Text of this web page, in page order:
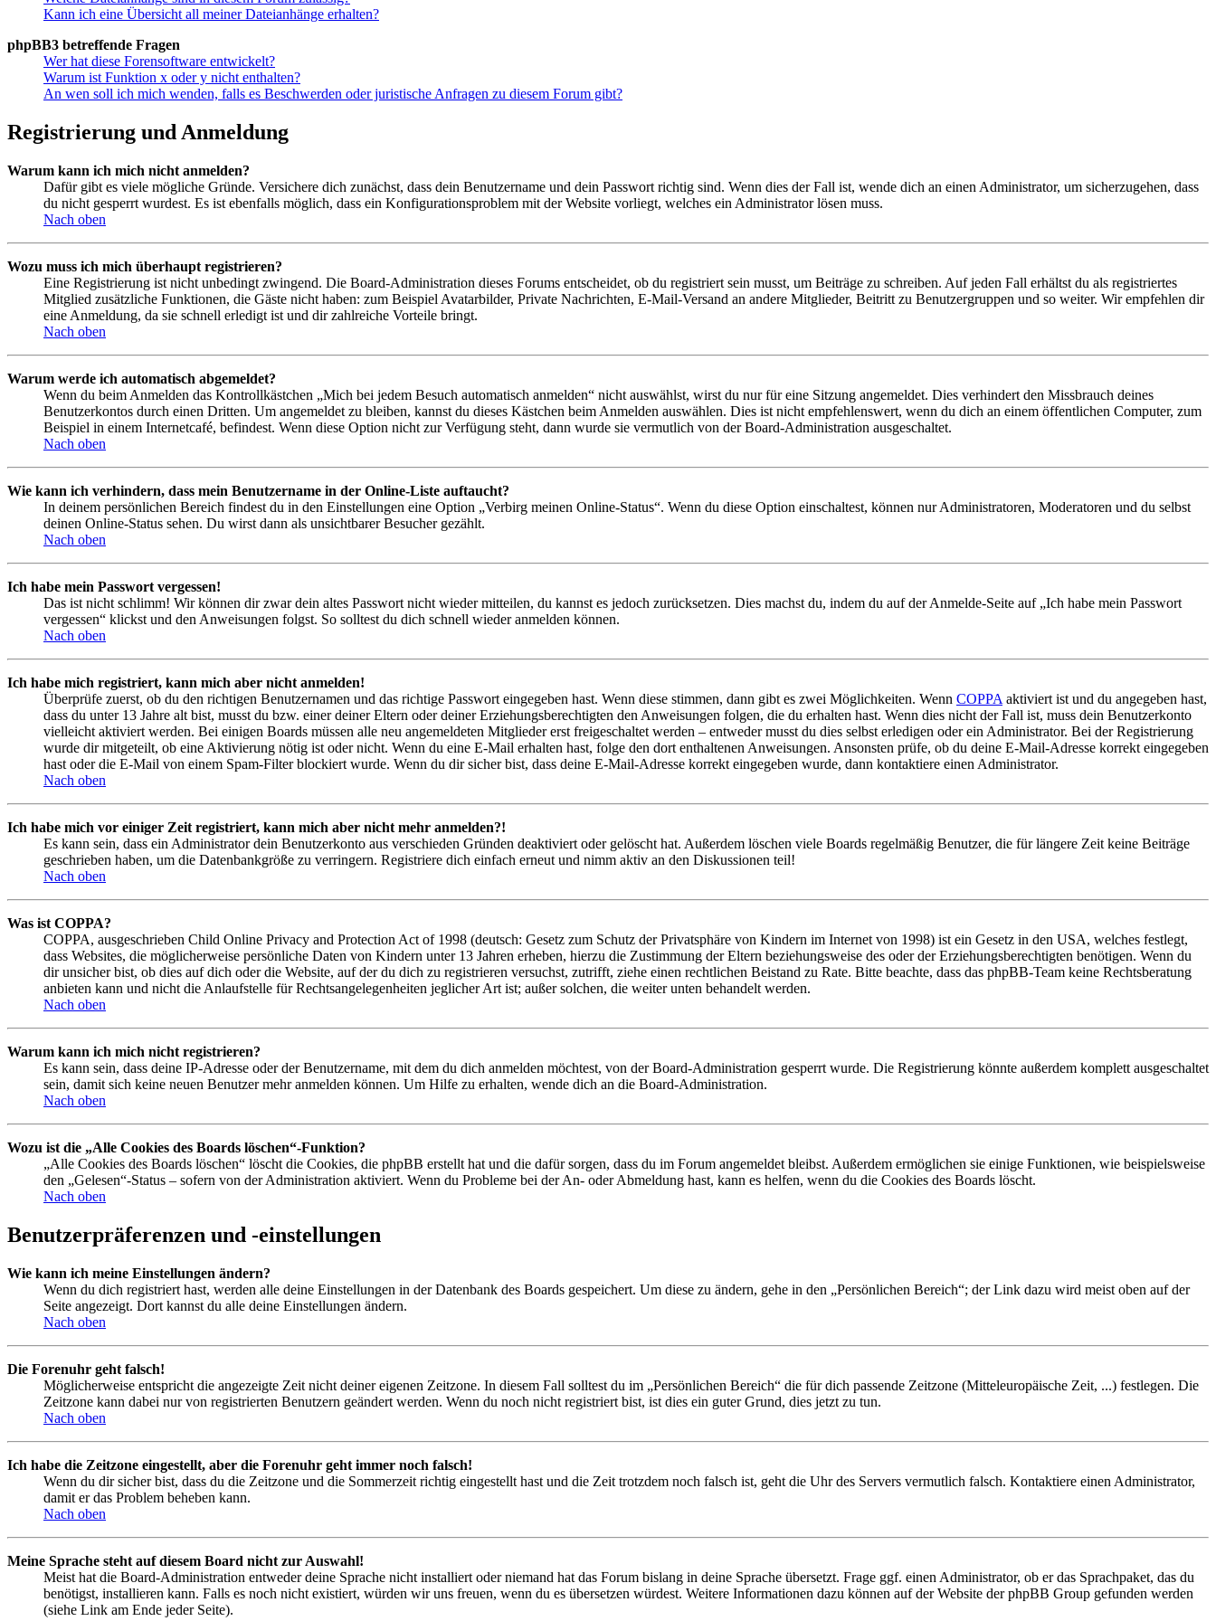
Kann ich eine Übersicht all meiner Dateianhänge erhalten?
phpBB3 betreffende Fragen
Wer hat diese Forensoftware entwickelt?
Warum ist Funktion x oder y nicht enthalten?
An wen soll ich mich wenden, falls es Beschwerden oder juristische Anfragen zu diesem Forum gibt?
Registrierung und Anmeldung
Warum kann ich mich nicht anmelden?
Dafür gibt es viele mögliche Gründe. Versichere dich zunächst, dass dein Benutzername und dein Passwort richtig sind. Wenn dies der Fall ist, wende dich an einen Administrator, um sicherzugehen, dass
du nicht gesperrt wurdest. Es ist ebenfalls möglich, dass ein Konfigurationsproblem mit der Website vorliegt, welches ein Administrator lösen muss.
Nach oben
Wozu muss ich mich überhaupt registrieren?
Eine Registrierung ist nicht unbedingt zwingend. Die Board-Administration dieses Forums entscheidet, ob du registriert sein musst, um Beiträge zu schreiben. Auf jeden Fall erhältst du als registriertes
Mitglied zusätzliche Funktionen, die Gäste nicht haben: zum Beispiel Avatarbilder, Private Nachrichten, E-Mail-Versand an andere Mitglieder, Beitritt zu Benutzergruppen und so weiter. Wir empfehlen dir
eine Anmeldung, da sie schnell erledigt ist und dir zahlreiche Vorteile bringt.
Nach oben
Warum werde ich automatisch abgemeldet?
Wenn du beim Anmelden das Kontrollkästchen „Mich bei jedem Besuch automatisch anmelden“ nicht auswählst, wirst du nur für eine Sitzung angemeldet. Dies verhindert den Missbrauch deines
Benutzerkontos durch einen Dritten. Um angemeldet zu bleiben, kannst du dieses Kästchen beim Anmelden auswählen. Dies ist nicht empfehlenswert, wenn du dich an einem öffentlichen Computer, zum
Beispiel in einem Internetcafé, befindest. Wenn diese Option nicht zur Verfügung steht, dann wurde sie vermutlich von der Board-Administration ausgeschaltet.
Nach oben
Wie kann ich verhindern, dass mein Benutzername in der Online-Liste auftaucht?
In deinem persönlichen Bereich findest du in den Einstellungen eine Option „Verbirg meinen Online-Status“. Wenn du diese Option einschaltest, können nur Administratoren, Moderatoren und du selbst
deinen Online-Status sehen. Du wirst dann als unsichtbarer Besucher gezählt.
Nach oben
Ich habe mein Passwort vergessen!
Das ist nicht schlimm! Wir können dir zwar dein altes Passwort nicht wieder mitteilen, du kannst es jedoch zurücksetzen. Dies machst du, indem du auf der Anmelde-Seite auf „Ich habe mein Passwort
vergessen“ klickst und den Anweisungen folgst. So solltest du dich schnell wieder anmelden können.
Nach oben
Ich habe mich registriert, kann mich aber nicht anmelden!
Überprüfe zuerst, ob du den richtigen Benutzernamen und das richtige Passwort eingegeben hast. Wenn diese stimmen, dann gibt es zwei Möglichkeiten. Wenn COPPA aktiviert ist und du angegeben hast,
dass du unter 13 Jahre alt bist, musst du bzw. einer deiner Eltern oder deiner Erziehungsberechtigten den Anweisungen folgen, die du erhalten hast. Wenn dies nicht der Fall ist, muss dein Benutzerkonto
vielleicht aktiviert werden. Bei einigen Boards müssen alle neu angemeldeten Mitglieder erst freigeschaltet werden – entweder musst du dies selbst erledigen oder ein Administrator. Bei der Registrierung
wurde dir mitgeteilt, ob eine Aktivierung nötig ist oder nicht. Wenn du eine E-Mail erhalten hast, folge den dort enthaltenen Anweisungen. Ansonsten prüfe, ob du deine E-Mail-Adresse korrekt eingegeben
hast oder die E-Mail von einem Spam-Filter blockiert wurde. Wenn du dir sicher bist, dass deine E-Mail-Adresse korrekt eingegeben wurde, dann kontaktiere einen Administrator.
Nach oben
Ich habe mich vor einiger Zeit registriert, kann mich aber nicht mehr anmelden?!
Es kann sein, dass ein Administrator dein Benutzerkonto aus verschieden Gründen deaktiviert oder gelöscht hat. Außerdem löschen viele Boards regelmäßig Benutzer, die für längere Zeit keine Beiträge
geschrieben haben, um die Datenbankgröße zu verringern. Registriere dich einfach erneut und nimm aktiv an den Diskussionen teil!
Nach oben
Was ist COPPA?
COPPA, ausgeschrieben Child Online Privacy and Protection Act of 1998 (deutsch: Gesetz zum Schutz der Privatsphäre von Kindern im Internet von 1998) ist ein Gesetz in den USA, welches festlegt,
dass Websites, die möglicherweise persönliche Daten von Kindern unter 13 Jahren erheben, hierzu die Zustimmung der Eltern beziehungsweise des oder der Erziehungsberechtigten benötigen. Wenn du
dir unsicher bist, ob dies auf dich oder die Website, auf der du dich zu registrieren versuchst, zutrifft, ziehe einen rechtlichen Beistand zu Rate. Bitte beachte, dass das phpBB-Team keine Rechtsberatung
anbieten kann und nicht die Anlaufstelle für Rechtsangelegenheiten jeglicher Art ist; außer solchen, die weiter unten behandelt werden.
Nach oben
Warum kann ich mich nicht registrieren?
Es kann sein, dass deine IP-Adresse oder der Benutzername, mit dem du dich anmelden möchtest, von der Board-Administration gesperrt wurde. Die Registrierung könnte außerdem komplett ausgeschaltet
sein, damit sich keine neuen Benutzer mehr anmelden können. Um Hilfe zu erhalten, wende dich an die Board-Administration.
Nach oben
Wozu ist die „Alle Cookies des Boards löschen“-Funktion?
„Alle Cookies des Boards löschen“ löscht die Cookies, die phpBB erstellt hat und die dafür sorgen, dass du im Forum angemeldet bleibst. Außerdem ermöglichen sie einige Funktionen, wie beispielsweise
den „Gelesen“-Status – sofern von der Administration aktiviert. Wenn du Probleme bei der An- oder Abmeldung hast, kann es helfen, wenn du die Cookies des Boards löscht.
Nach oben
Benutzerpräferenzen und -einstellungen
Wie kann ich meine Einstellungen ändern?
Wenn du dich registriert hast, werden alle deine Einstellungen in der Datenbank des Boards gespeichert. Um diese zu ändern, gehe in den „Persönlichen Bereich“; der Link dazu wird meist oben auf der
Seite angezeigt. Dort kannst du alle deine Einstellungen ändern.
Nach oben
Die Forenuhr geht falsch!
Möglicherweise entspricht die angezeigte Zeit nicht deiner eigenen Zeitzone. In diesem Fall solltest du im „Persönlichen Bereich“ die für dich passende Zeitzone (Mitteleuropäische Zeit, ...) festlegen. Die
Zeitzone kann dabei nur von registrierten Benutzern geändert werden. Wenn du noch nicht registriert bist, ist dies ein guter Grund, dies jetzt zu tun.
Nach oben
Ich habe die Zeitzone eingestellt, aber die Forenuhr geht immer noch falsch!
Wenn du dir sicher bist, dass du die Zeitzone und die Sommerzeit richtig eingestellt hast und die Zeit trotzdem noch falsch ist, geht die Uhr des Servers vermutlich falsch. Kontaktiere einen Administrator,
damit er das Problem beheben kann.
Nach oben
Meine Sprache steht auf diesem Board nicht zur Auswahl!
Meist hat die Board-Administration entweder deine Sprache nicht installiert oder niemand hat das Forum bislang in deine Sprache übersetzt. Frage ggf. einen Administrator, ob er das Sprachpaket, das du
benötigst, installieren kann. Falls es noch nicht existiert, würden wir uns freuen, wenn du es übersetzen würdest. Weitere Informationen dazu können auf der Website der phpBB Group gefunden werden
(siehe Link am Ende jeder Seite).